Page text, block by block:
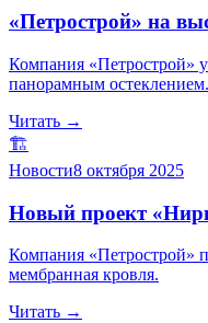
«Петрострой» на
Компания «Петрострой»
панорамным
Читать →
🏗️
Новости8 октября 2025
Новый проект
Компания «Петрострой»
мембранная кровля.
Читать →